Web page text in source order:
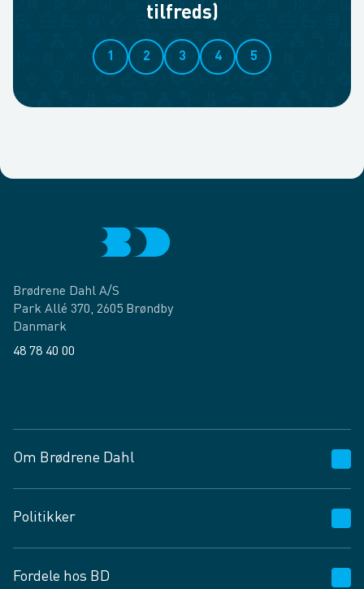
tilfreds)
1 2 3 4 5
Brødrene Dahl A/S
Park Allé 370, 2605 Brøndby
Danmark
48 78 40 00
Om Brødrene Dahl
Vagttelefon 30 10 89 89
Spørgsmål og svar
Job og karriere
Politikker
Privatlivspolitik
Fordele hos BD